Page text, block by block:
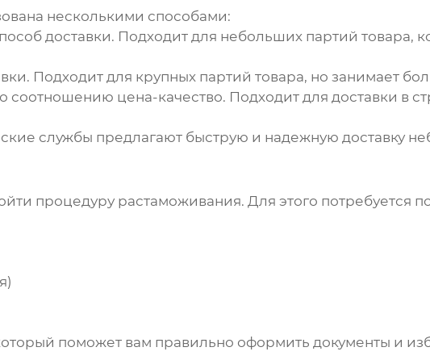
несколькими способами:
доставки. Подходит для небольших партий товара,
Подходит для крупных партий товара, но занимает
соотношению цена-качество. Подходит для доставки в
службы предлагают быструю и надежную доставку
процедуру растаможивания. Для этого потребуется
поможет вам правильно оформить документы и